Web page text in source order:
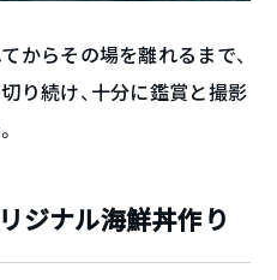
からその場を離れるまで、
り続け、十分に鑑賞と撮影
ジナル海鮮丼作り